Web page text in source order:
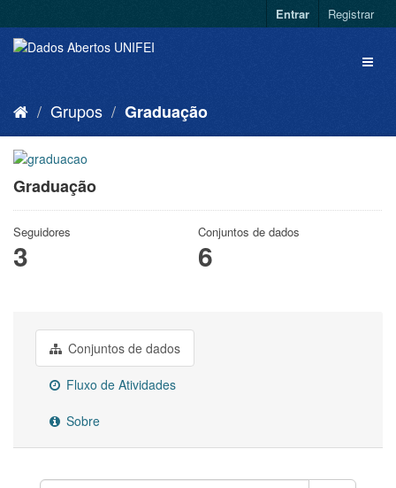
Entrar Registrar
Grupos Graduação
Graduação
Seguidores
3
Conjuntos de dados
6
Conjuntos de dados
Fluxo de Atividades
Sobre